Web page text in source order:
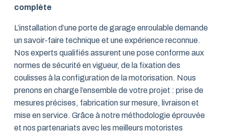
complète
L’installation d’une porte de garage enroulable demande
un savoir-faire technique et une expérience reconnue.
Nos experts qualifiés assurent une pose conforme aux
normes de sécurité en vigueur, de la fixation des
coulisses à la configuration de la motorisation. Nous
prenons en charge l’ensemble de votre projet : prise de
mesures précises, fabrication sur mesure, livraison et
mise en service. Grâce à notre méthodologie éprouvée
et nos partenariats avec les meilleurs motoristes